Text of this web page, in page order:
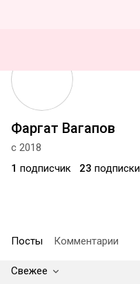
Фаргат Вагапов
с 2018
1 подписчик 23 подписки
Посты Комментарии
Свежее